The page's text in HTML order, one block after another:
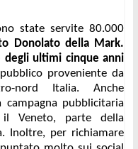
state servite 80.000
Donolato della Mark.
degli ultimi cinque anni
proveniente da
nord Italia. Anche
campagna pubblicitaria
Veneto, parte della
Inoltre, per richiamare